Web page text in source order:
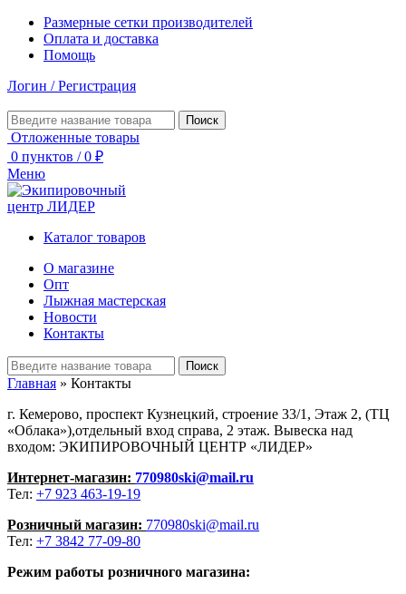
Размерные сетки производителей
Оплата и доставка
Помощь
Логин / Регистрация
Поиск
Отложенные товары
0 пунктов / 0 ₽
Меню
Каталог товаров
О магазине
Опт
Лыжная мастерская
Новости
Контакты
Поиск
Главная » Контакты
г. Кемерово, проспект Кузнецкий, строение 33/1, Этаж 2, (ТЦ
«Облака»),отдельный вход справа, 2 этаж. Вывеска над
входом: ЭКИПИРОВОЧНЫЙ ЦЕНТР «ЛИДЕР»
Интернет-магазин: 770980ski@mail.ru
Тел: +7 923 463-19-19
Розничный магазин: 770980ski@mail.ru
Тел: +7 3842 77-09-80
Режим работы розничного магазина: